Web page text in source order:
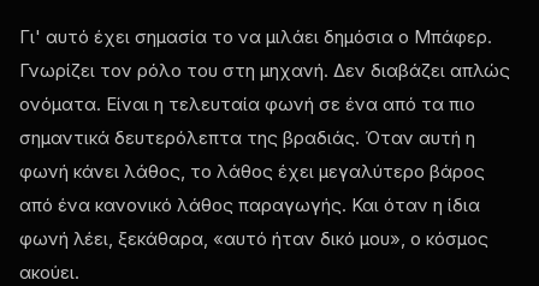
Γι' αυτό έχει σημασία το να μιλάει δημόσια ο Μπάφερ.
Γνωρίζει τον ρόλο του στη μηχανή. Δεν διαβάζει απλώς
ονόματα. Είναι η τελευταία φωνή σε ένα από τα πιο
σημαντικά δευτερόλεπτα της βραδιάς. Όταν αυτή η
φωνή κάνει λάθος, το λάθος έχει μεγαλύτερο βάρος
από ένα κανονικό λάθος παραγωγής. Και όταν η ίδια
φωνή λέει, ξεκάθαρα, «αυτό ήταν δικό μου», ο κόσμος
ακούει.